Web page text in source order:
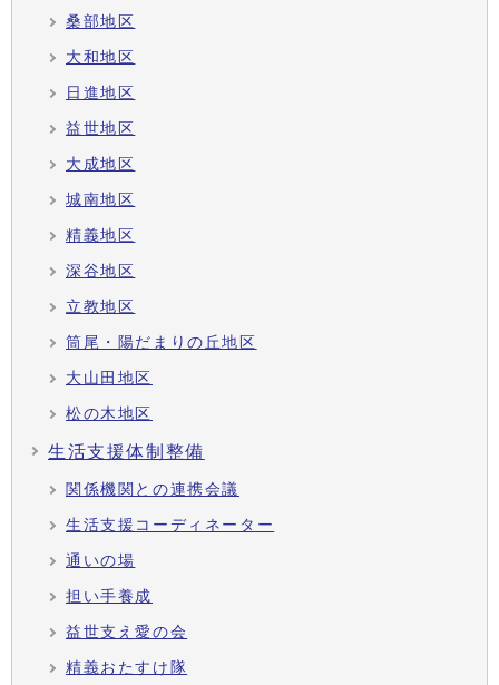
桑部地区
大和地区
日進地区
益世地区
大成地区
城南地区
精義地区
深谷地区
立教地区
筒尾・陽だまりの丘地区
大山田地区
松の木地区
生活支援体制整備
関係機関との連携会議
生活支援コーディネーター
通いの場
担い手養成
益世支え愛の会
精義おたすけ隊